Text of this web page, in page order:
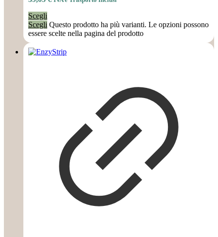
Scegli
Scegli Questo prodotto ha più varianti. Le opzioni possono
essere scelte nella pagina del prodotto